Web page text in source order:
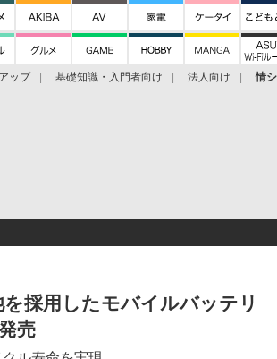
ップ 基礎知識・入門者向け 法人向け 情
採用したモバイルバッテリ
売